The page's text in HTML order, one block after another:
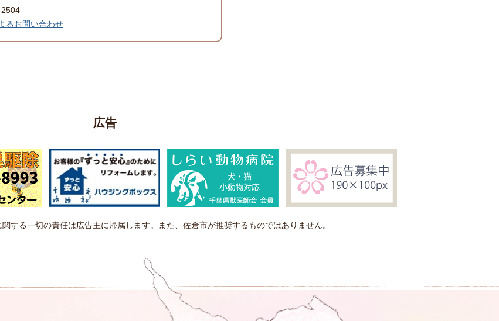
るお問い合わせ
広告
する一切の責任は広告主に帰属します。また、佐倉市が推奨するものではありません。